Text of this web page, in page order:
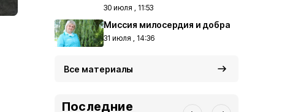
30 июля , 11:53
Миссия милосердия и добра
31 июля , 14:36
Все материалы
Последние